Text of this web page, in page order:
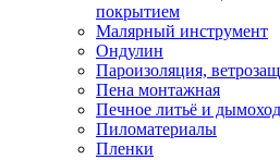
покрытием
Малярный инструмент
Ондулин
Пароизоляция,
Пена монтажная
Печное литьё и
Пиломатериалы
Пленки